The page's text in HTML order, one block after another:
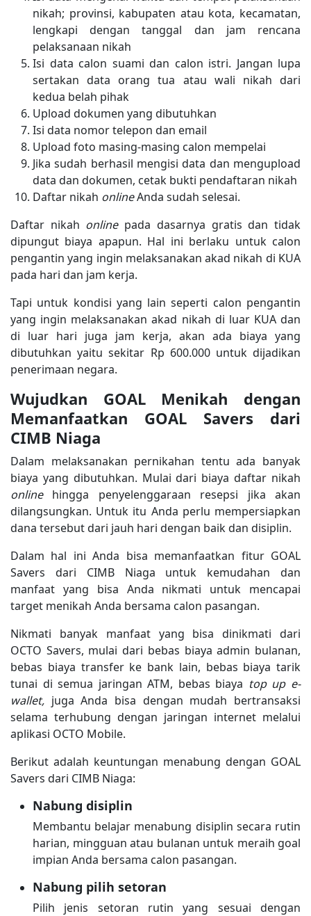
nikah; provinsi, kabupaten atau kota, kecamatan,
lengkapi dengan tanggal dan jam rencana
pelaksanaan nikah
Isi data calon suami dan calon istri. Jangan lupa
sertakan data orang tua atau wali nikah dari
kedua belah pihak
Upload dokumen yang dibutuhkan
Isi data nomor telepon dan email
Upload foto masing-masing calon mempelai
Jika sudah berhasil mengisi data dan mengupload
data dan dokumen, cetak bukti pendaftaran nikah
Daftar nikah onlineAnda sudah selesai.
Daftar nikah online pada dasarnya gratis dan tidak
dipungut biaya apapun. Hal ini berlaku untuk calon
pengantin yang ingin melaksanakan akad nikah di KUA
pada hari dan jam kerja.
Tapi untuk kondisi yang lain seperti calon pengantin
yang ingin melaksanakan akad nikah di luar KUA dan
di luar hari juga jam kerja, akan ada biaya yang
dibutuhkan yaitu sekitar Rp 600.000 untuk dijadikan
penerimaan negara.
Wujudkan GOAL Menikah dengan
Memanfaatkan GOAL Savers dari
CIMB Niaga
Dalam melaksanakan pernikahan tentu ada banyak
biaya yang dibutuhkan. Mulai dari biaya daftar nikah
online hingga penyelenggaraan resepsi jika akan
dilangsungkan. Untuk itu Anda perlu mempersiapkan
dana tersebut dari jauh hari dengan baik dan disiplin.
Dalam hal ini Anda bisa memanfaatkan fitur GOAL
Savers dari CIMB Niaga untuk kemudahan dan
manfaat yang bisa Anda nikmati untuk mencapai
target menikah Anda bersama calon pasangan.
Nikmati banyak manfaat yang bisa dinikmati dari
OCTO Savers, mulai dari bebas biaya admin bulanan,
bebas biaya transfer ke bank lain, bebas biaya tarik
tunai di semua jaringan ATM, bebas biaya top up e-
wallet, juga Anda bisa dengan mudah bertransaksi
selama terhubung dengan jaringan internet melalui
aplikasi OCTO Mobile.
Berikut adalah keuntungan menabung dengan GOAL
Savers dari CIMB Niaga:
Nabung disiplin
Membantu belajar menabung disiplin secara rutin
harian, mingguan atau bulanan untuk meraih goal
impian Anda bersama calon pasangan.
Nabung pilih setoran
Pilih jenis setoran rutin yang sesuai dengan